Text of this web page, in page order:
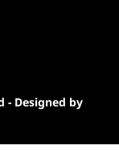
- Designed by